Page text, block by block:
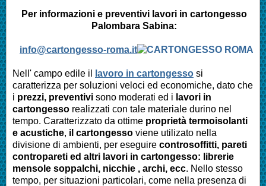
Per informazioni e preventivi lavori in cartongesso
Palombara Sabina:
info@cartongesso-roma.it
Nell' campo edile il lavoro in cartongesso si
caratterizza per soluzioni veloci ed economiche, dato che
i prezzi, preventivi sono moderati ed i lavori in
cartongesso realizzati con tale materiale durino nel
tempo. Caratterizzato da ottime proprietà termoisolanti
e acustiche, il cartongesso viene utilizato nella
divisione di ambienti, per eseguire controsoffitti, pareti
contropareti ed altri lavori in cartongesso: librerie
mensole soppalchi, nicchie , archi, ecc. Nello stesso
tempo, per situazioni particolari, come nella presenza di